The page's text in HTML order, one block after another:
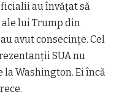
au învățat să
lui Trump din
avut consecințe. Cel
SUA nu
Washington. Ei încă